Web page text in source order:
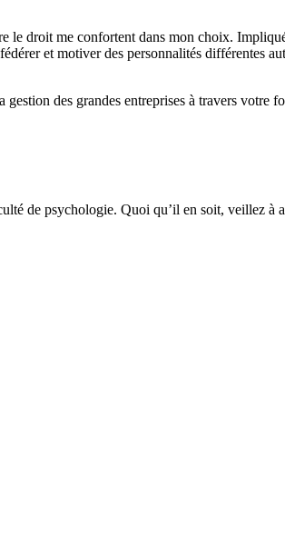
le droit me confortent dans mon choix.
et motiver des personnalités différentes
des grandes entreprises à travers votre
de psychologie. Quoi qu’il en soit, veillez à